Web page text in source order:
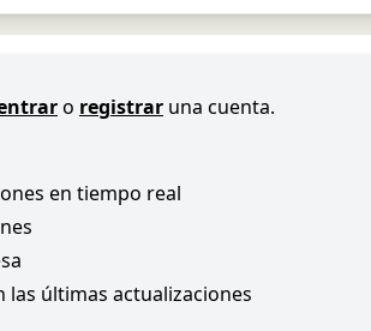
o registrar una cuenta.
en tiempo real
últimas actualizaciones